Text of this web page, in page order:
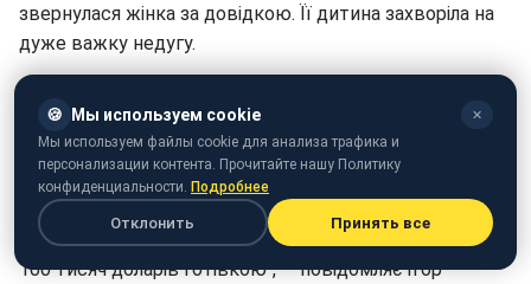
звернулася жінка за довідкою. Її дитина захворіла на
дуже важку недугу.
публікації в соцмережі інформації про збір коштів на
дорогу операцію їй зателефонував мужчина з
пропозицією допомогти. Належалося прийти в
обумовлене місце з медичними виписками. На зустріч
прийшов інший чоловік, подивився папери і вийняв
100 тисяч доларів готівкою", — повідомляє Ігор
🍪 Мы используем cookie ✕
Мы используем файлы cookie для анализа трафика и
персонализации контента. Прочитайте нашу Политику
конфиденциальности. Подробнее
Отклонить Принять все